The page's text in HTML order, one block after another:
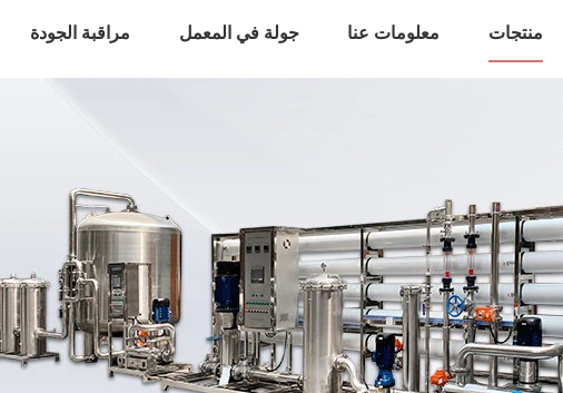
منتجات معلومات عنا جولة في المعمل مراقبة الجودة